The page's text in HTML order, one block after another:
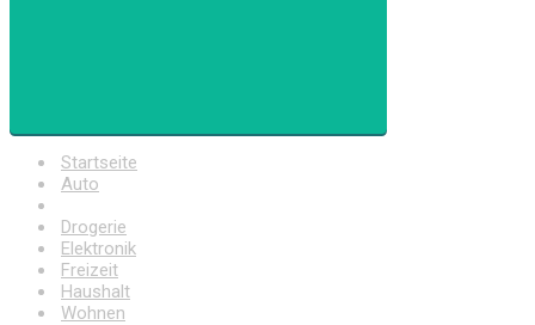
Startseite
Auto
Drogerie
Elektronik
Freizeit
Haushalt
Wohnen